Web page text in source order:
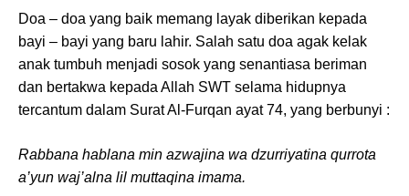
Doa – doa yang baik memang layak diberikan kepada
bayi – bayi yang baru lahir. Salah satu doa agak kelak
anak tumbuh menjadi sosok yang senantiasa beriman
dan bertakwa kepada Allah SWT selama hidupnya
tercantum dalam Surat Al-Furqan ayat 74, yang berbunyi :
Rabbana hablana min azwajina wa dzurriyatina qurrota
a’yun waj’alna lil muttaqina imama.